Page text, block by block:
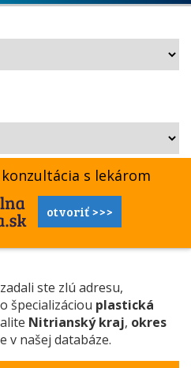
s lekárom
otvoriť >>>
ste zlú adresu,
špecializáciou plastická
Nitrianský kraj, okres
v našej databáze.